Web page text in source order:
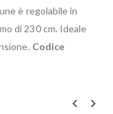
è regolabile in
di 230 cm. Ideale
Codice